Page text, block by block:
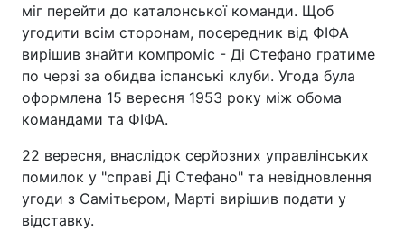
міг перейти до каталонської команди. Щоб
угодити всім сторонам, посередник від ФІФА
вирішив знайти компроміс - Ді Стефано гратиме
по черзі за обидва іспанські клуби. Угода була
оформлена 15 вересня 1953 року між обома
командами та ФІФА.
22 вересня, внаслідок серйозних управлінських
помилок у "справі Ді Стефано" та невідновлення
угоди з Самітьєром, Марті вирішив подати у
відставку.